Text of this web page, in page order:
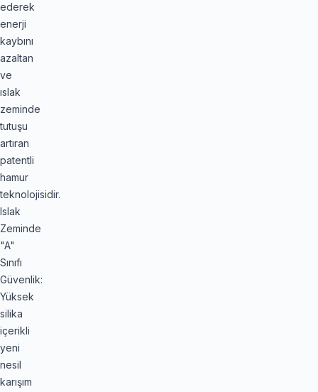
ederek
enerji
kaybını
azaltan
ve
ıslak
zeminde
tutuşu
artıran
patentli
hamur
teknolojisidir.
Islak
Zeminde
"A"
Sınıfı
Güvenlik:
Yüksek
silika
içerikli
yeni
nesil
karışım